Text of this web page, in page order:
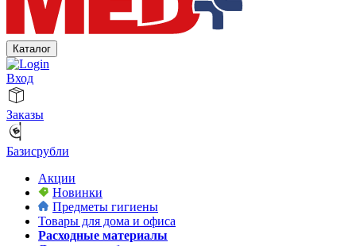
Каталог
Вход
Заказы
Базисрубли
Акции
Новинки
Предметы гигиены
Товары для дома и офиса
Расходные материалы